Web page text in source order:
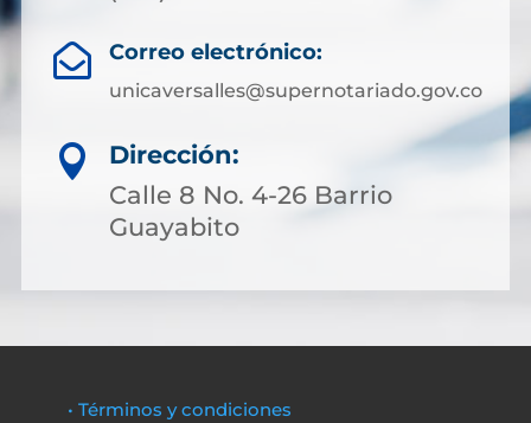
 Correo electrónico:
unicaversalles@supernotariado.gov.co

Dirección:
Calle 8 No. 4-26 Barrio
Guayabito
• Términos y condiciones